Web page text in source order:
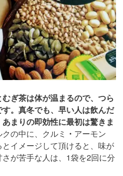
ぎ茶は体が温まるので、つら
。真冬でも、早い人は飲んだ
まりの即効性に最初は驚きま
の中に、クルミ ・ アーモン
イメージして頂けると、味が
が苦手な人は、1袋を2回に分